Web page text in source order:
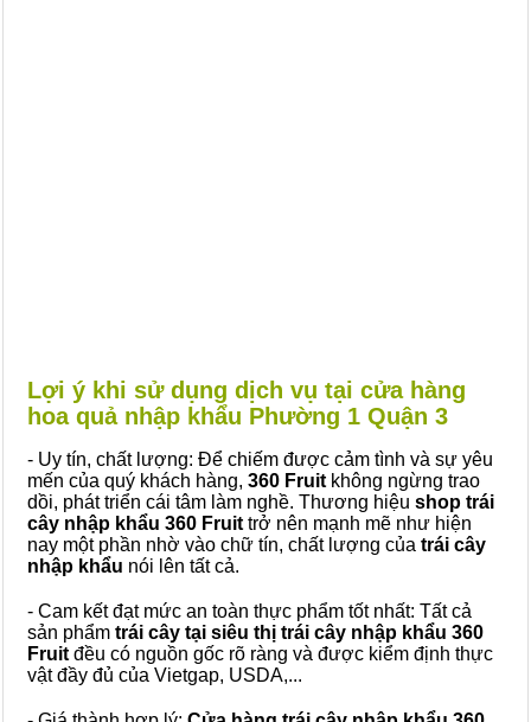
Lợi ý khi sử dụng dịch vụ tại cửa hàng
hoa quả nhập khẩu Phường 1 Quận 3
- Uy tín, chất lượng: Để chiếm được cảm tình và sự yêu
mến của quý khách hàng, 360 Fruit không ngừng trao
dồi, phát triển cái tâm làm nghề. Thương hiệu shop trái
cây nhập khẩu 360 Fruit trở nên mạnh mẽ như hiện
nay một phần nhờ vào chữ tín, chất lượng của trái cây
nhập khẩu nói lên tất cả.
- Cam kết đạt mức an toàn thực phẩm tốt nhất: Tất cả
sản phẩm trái cây tại siêu thị trái cây nhập khẩu 360
Fruit đều có nguồn gốc rõ ràng và được kiểm định thực
vật đầy đủ của Vietgap, USDA,...